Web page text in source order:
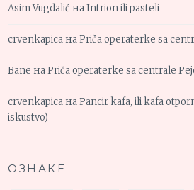
Asim Vugdalić наIntrion ili pasteli
crvenkapica наPriča operaterke sa
Bane наPriča operaterke sa centrale
crvenkapica наPancir kafa, ili kafa
iskustvo)
ОЗНАКЕ